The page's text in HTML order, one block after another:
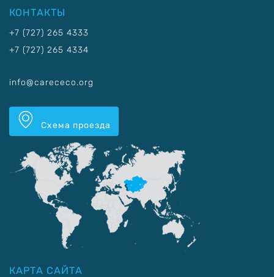
КОНТАКТЫ
+7 (727) 265 4333
+7 (727) 265 4334
info@carececo.org
Схема проезда
КАРТА САЙТА